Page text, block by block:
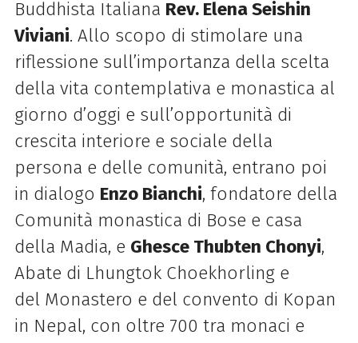
Buddhista Italiana Rev. Elena Seishin
Viviani. Allo scopo di stimolare una
riflessione sull’importanza della scelta
della vita contemplativa e monastica al
giorno d’oggi e sull’opportunità di
crescita interiore e sociale della
persona e delle comunità, entrano poi
in dialogo Enzo Bianchi, fondatore della
Comunità monastica di Bose e casa
della Madia, e Ghesce Thubten Chonyi,
Abate di Lhungtok Choekhorling e
del Monastero e del convento di Kopan
in Nepal, con oltre 700 tra monaci e